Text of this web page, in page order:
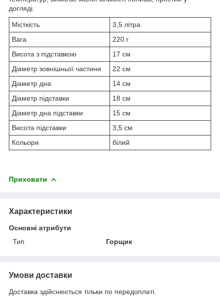
догляді.
Місткість
3,5 літра
Вага
220 г
Висота з підставкою
17 см
Діаметр зовнішньої частини
22 см
Діаметр дна
14 см
Діаметр підставки
18 см
Діаметр дна підставки
15 см
Висота підставки
3,5 см
Кольори
білий
Приховати
Характеристики
Основні атрибути
Тип
Горщик
Умови доставки
Доставка здійснюється тільки по передоплаті.